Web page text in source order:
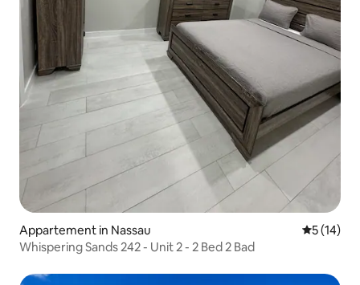
Appartement in Nassau
5 (14)
Whispering Sands 242 - Unit 2 - 2 Bed 2 Bad